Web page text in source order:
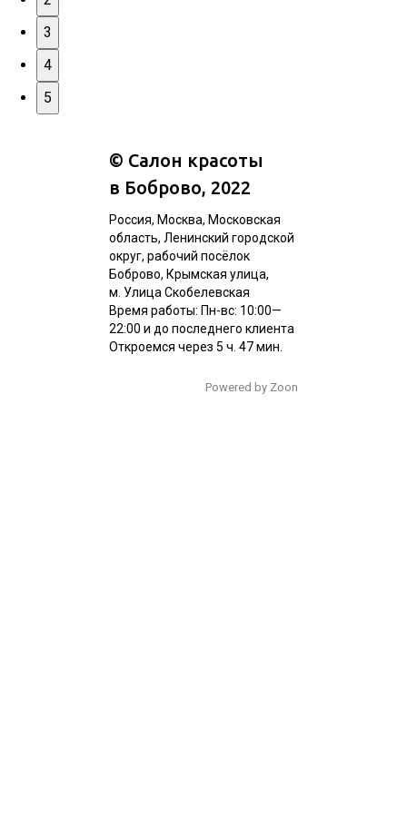
3
4
5
© Салон красоты
в Боброво, 2022
Россия, Москва, Московская
область, Ленинский городской
округ, рабочий посёлок
Боброво, Крымская улица,
м. Улица Скобелевская
Время работы: Пн-вс: 10:00—
22:00 и до последнего клиента
Откроемся через 5 ч. 47 мин.
Powered by Zoon